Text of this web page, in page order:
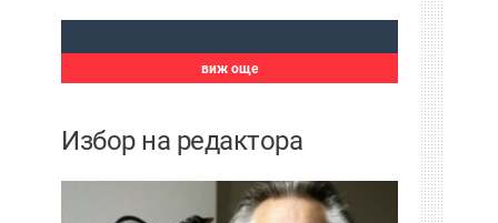
виж още
Избор на редактора